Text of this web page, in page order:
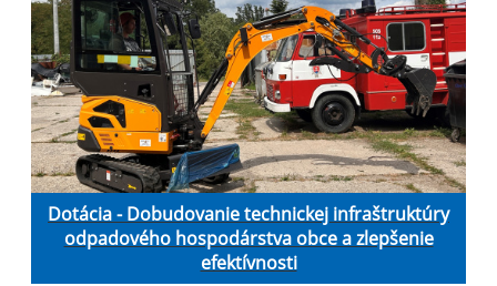
Dotácia - Dobudovanie technickej infraštruktúry
odpadového hospodárstva obce a zlepšenie
efektívnosti